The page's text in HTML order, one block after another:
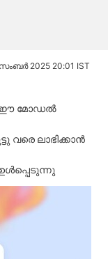
2025 20:01 IST
ഈ മോഡൽ
വരെ ലാഭിക്കാൻ